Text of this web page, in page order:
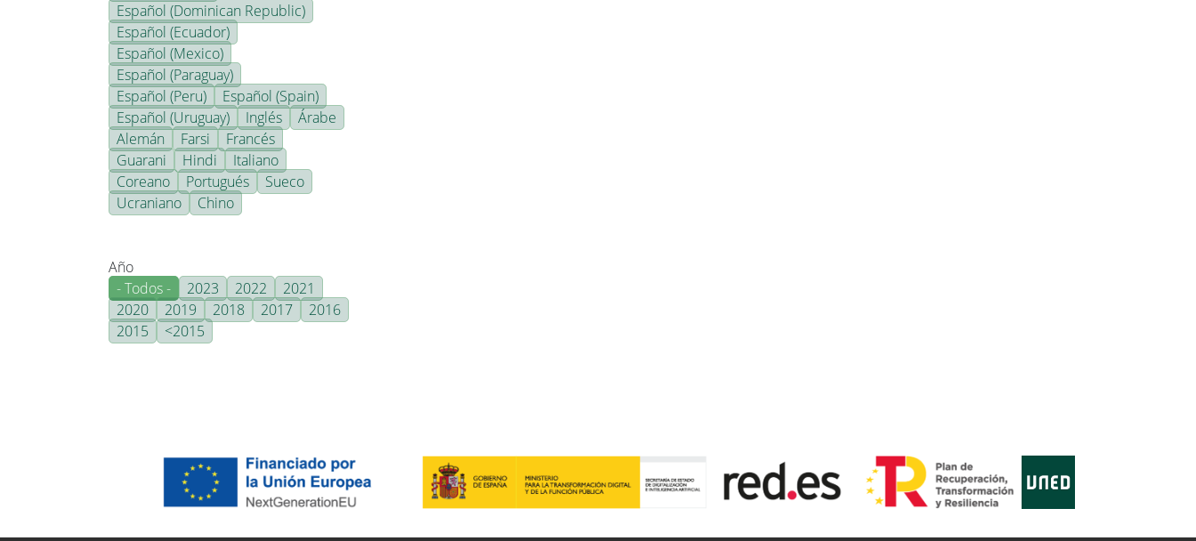
Español (Dominican Republic)
Español (Ecuador)
Español (Mexico)
Español (Paraguay)
Español (Peru)
Español (Spain)
Español (Uruguay)
Inglés
Árabe
Alemán
Farsi
Francés
Guarani
Hindi
Italiano
Coreano
Portugués
Sueco
Ucraniano
Chino
Año
- Todos -
2023 2022
2021
2020
2019 2018 2017
2016
2015
<2015